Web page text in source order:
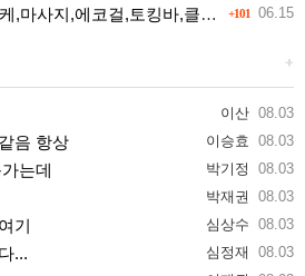
+101 06.15
,토킹바,클럽) 유흥별 가격 및 후기공유
+
이산 08.03
이승효 08.03
음 항상
박기정 08.03
는데
박재권 08.03
심상수 08.03
기
심정재 08.03
...